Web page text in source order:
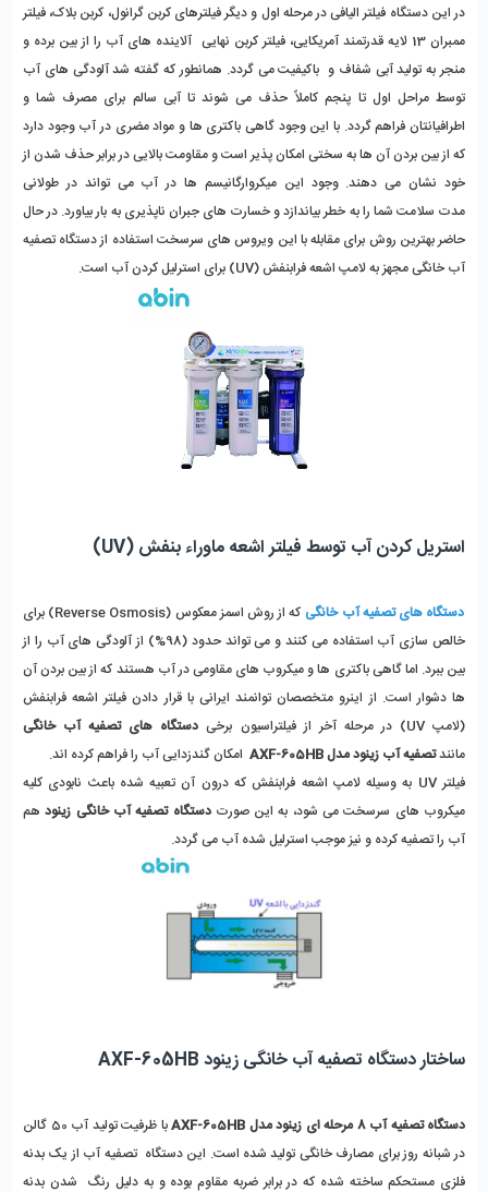
در این دستگاه فیلتر الیافی در مرحله اول و دیگر فیلترهای کربن گرانول، کربن بلاک، فیلتر
ممبران 13 لایه قدرتمند آمریکایی، فیلتر کربن نهایی آلاینده های آب را از بین برده و
منجر به تولید آبی شفاف و باکیفیت می گردد. همانطور که گفته شد آلودگی های آب
توسط مراحل اول تا پنجم کاملاً حذف می شوند تا آبی سالم برای مصرف شما و
اطرافیانتان فراهم گردد. با این وجود گاهی باکتری ها و مواد مضری در آب وجود دارد
که از بین بردن آن ها به سختی امکان پذیر است و مقاومت بالایی در برابر حذف شدن از
خود نشان می دهند. وجود این میکروارگانیسم ها در آب می تواند در طولانی
مدت سلامت شما را به خطر بیاندازد و خسارت های جبران ناپذیری به بار بیاورد. در حال
حاضر بهترین روش برای مقابله با این ویروس های سرسخت استفاده از دستگاه تصفیه
آب خانگی مجهز بهلامپ اشعه فرابنفش (UV) برای استرلیل کردن آب است.
استریل کردن آب توسط فیلتر اشعه ماوراء بنفش (UV)
دستگاه های تصفیه آب خانگی
که از روش اسمز معکوس (Reverse Osmosis) برای
خالص سازی آب استفاده می کنند و می تواند حدود (98%) از آلودگی های آب را از
بین ببرد. اما گاهی باکتری ها و میکروب های مقاومی در آب هستند که از بین بردن آن
ها دشوار است. از اینرو متخصصان توانمند ایرانی با قرار دادن فیلتر اشعه فرابنفش
(لامپ UV) در مرحله آخر از فیلتراسیون برخی
دستگاه های تصفیه آب خانگی
مانندتصفیه آب زینود مدل AXF-605HB
امکان گندزدایی آب را فراهم کرده اند.
فیلتر UV به وسیله لامپ اشعه فرابنفش که درون آن تعبیه شده باعث نابودی کلیه
میکروب های سرسخت می شود، به این صورت دستگاه تصفیه آب خانگی زینودهم
آب را تصفیه کرده و نیز موجب استرلیل شده آب می گردد.
ساختار دستگاه تصفیه آب خانگی زینود AXF-605HB
دستگاه تصفیه آب 8 مرحله ای زینود مدل AXF-605HB
با ظرفیت تولید آب 50 گالن
در شبانه روز برای مصارف خانگی تولید شده است. این دستگاه تصفیه آب از یک بدنه
فلزی مستحکم ساخته شده که در برابر ضربه مقاوم بوده و به دلیل رنگ شدن بدنه